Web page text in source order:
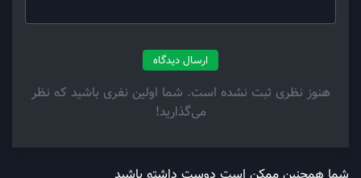
ارسال دیدگاه
هنوز نظری ثبت نشده است. شما اولین نفری باشید که نظر
می‌گذارید!